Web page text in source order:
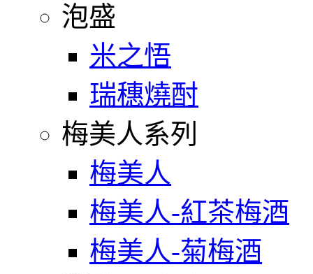
泡盛
米之悟
瑞穗燒酎
梅美人系列
梅美人
梅美人-紅茶梅酒
梅美人-菊梅酒